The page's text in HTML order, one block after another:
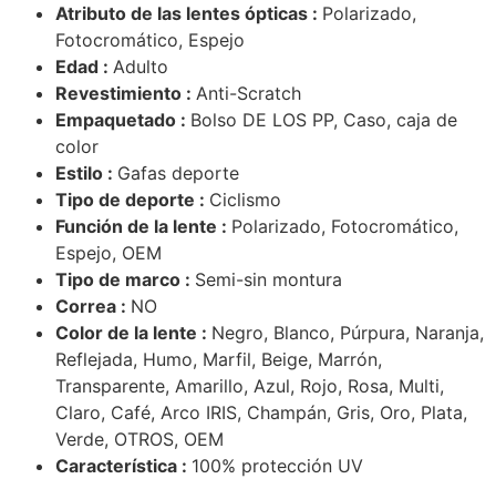
Atributo de las lentes ópticas : Polarizado,
Fotocromático, Espejo
Edad : Adulto
Revestimiento : Anti-Scratch
Empaquetado : Bolso DE LOS PP, Caso, caja de
color
Estilo : Gafas deporte
Tipo de deporte : Ciclismo
Función de la lente : Polarizado, Fotocromático,
Espejo, OEM
Tipo de marco : Semi-sin montura
Correa : NO
Color de la lente : Negro, Blanco, Púrpura, Naranja,
Reflejada, Humo, Marfil, Beige, Marrón,
Transparente, Amarillo, Azul, Rojo, Rosa, Multi,
Claro, Café, Arco IRIS, Champán, Gris, Oro, Plata,
Verde, OTROS, OEM
Característica : 100% protección UV